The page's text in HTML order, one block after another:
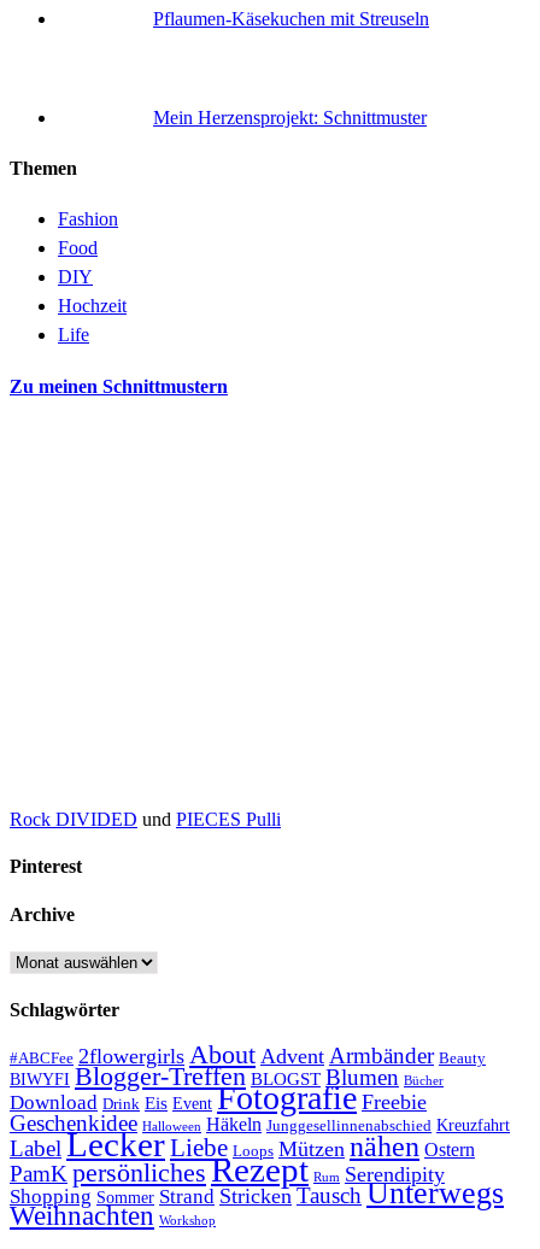
Pflaumen-Käsekuchen mit Streuseln
Mein Herzensprojekt: Schnittmuster
Themen
Fashion
Food
DIY
Hochzeit
Life
Zu meinen Schnittmustern
Rock DIVIDED und PIECES Pulli
Pinterest
Archive
Archive
Schlagwörter
#ABCFee 2flowergirls About Advent Armbänder Beauty
BIWYFI Blogger-Treffen BLOGST Blumen Bücher
Download Drink Eis Event Fotografie Freebie
Geschenkidee Halloween Häkeln Junggesellinnenabschied Kreuzfahrt
LabelLeckerLiebe Loops Mützen nähen Ostern
PamKpersönliches Rezept Rum Serendipity
Shopping Sommer Strand Stricken TauschUnterwegs
Weihnachten Workshop